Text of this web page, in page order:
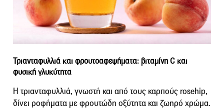
Τριανταφυλλιά και φρουτοαφεψήματα: βιταμίνη C και
φυσική γλυκύτητα
Η τριανταφυλλιά, γνωστή και από τους καρπούς rosehip,
δίνει ροφήματα με φρουτώδη οξύτητα και ζωηρό χρώμα.